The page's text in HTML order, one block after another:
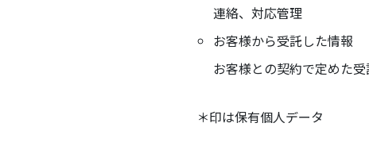
連絡、対応管理
お客様から受託した情報
お客様との契約で定めた
＊印は保有個人データ